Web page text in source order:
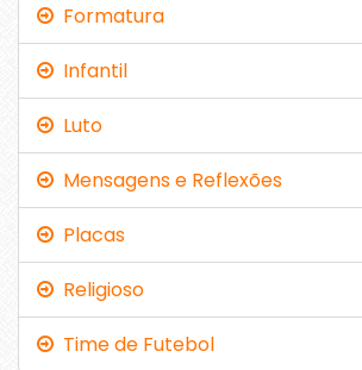
Formatura
Infantil
Luto
Mensagens e Reflexões
Placas
Religioso
Time de Futebol